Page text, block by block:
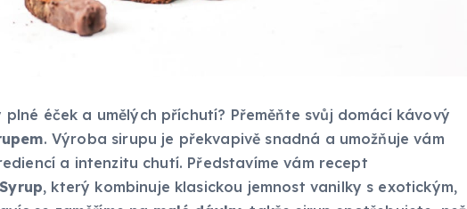
éček a umělých příchutí? Přeměňte svůj domácí kávový
. Výroba sirupu je překvapivě snadná a umožňuje vám
a intenzitu chutí. Představíme vám recept
, který kombinuje klasickou jemnost vanilky s exotickým,